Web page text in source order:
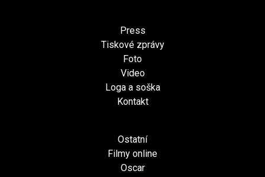
Press
Tiskové zprávy
Foto
Video
Loga a soška
Kontakt
Ostatní
Filmy online
Oscar